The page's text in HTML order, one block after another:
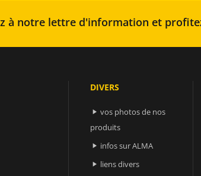
à notre lettre d'information et
DIVERS
 vos photos de nos
produits
 infos sur ALMA
 liens divers